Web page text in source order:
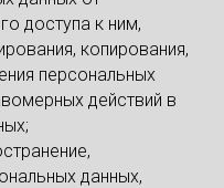
доступа к ним,
копирования,
персональных
действий в
данных,